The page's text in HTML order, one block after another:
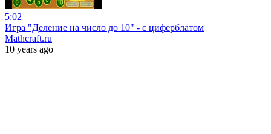
5:02
Игра "Деление на число до 10" - с циферблатом
Mathcraft.ru
10 years ago